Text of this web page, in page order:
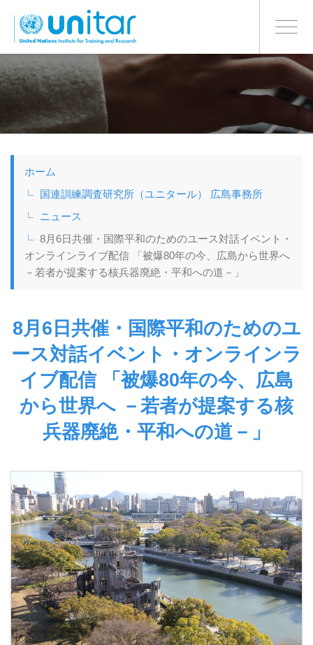
イ
ン
テ
Toggle
日本語BONN OFFICE
ホーム
国連訓練調査研究所（ユニタール） 広島事務所
ニュース
8月6日共催・国際平和のためのユース対話イベント・
オンラインライブ配信 「被爆80年の今、広島から世界へ
－若者が提案する核兵器廃絶・平和への道－」
8月6日共催・国際平和のためのユ
ース対話イベント・オンラインラ
イブ配信 「被爆80年の今、広島
から世界へ －若者が提案する核
兵器廃絶・平和への道－」